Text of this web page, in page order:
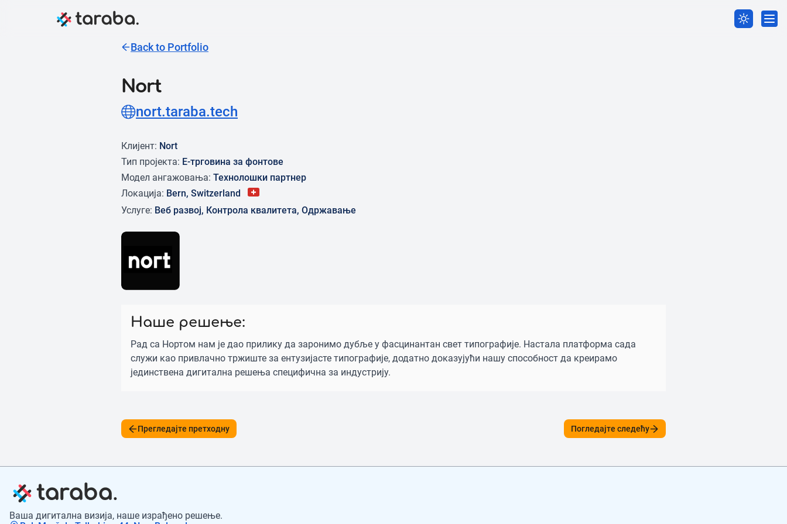
Back to Portfolio
Nort
nort.taraba.tech
Клијент: Nort
Тип пројекта: Е-трговина за фонтове
Модел ангажовања: Технолошки партнер
Локација: Bern, Switzerland
Услуге: Веб развој, Контрола квалитета, Одржавање
Наше решење:
Рад са Нортом нам је дао прилику да заронимо дубље у фасцинантан свет типографије. Настала платформа сада
служи као привлачно тржиште за ентузијасте типографије, додатно доказујући нашу способност да креирамо
јединствена дигитална решења специфична за индустрију.
Прегледајте претходну Погледајте следећу
Ваша дигитална визија, наше израђено решење.